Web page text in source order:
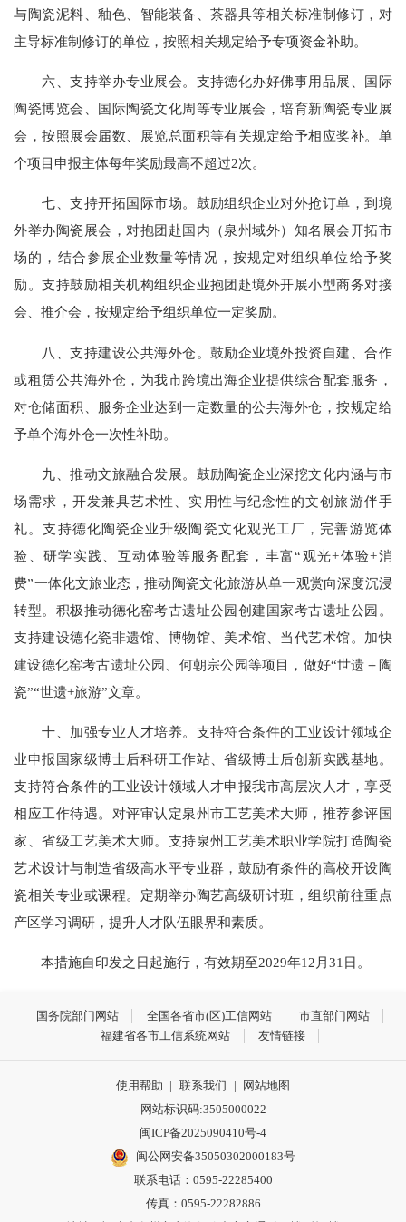
与陶瓷泥料、釉色、智能装备、茶器具等相关标准制修订，对
主导标准制修订的单位，按照相关规定给予专项资金补助。
六、支持举办专业展会。支持德化办好佛事用品展、国际
陶瓷博览会、国际陶瓷文化周等专业展会，培育新陶瓷专业展
会，按照展会届数、展览总面积等有关规定给予相应奖补。单
个项目申报主体每年奖励最高不超过2次。
七、支持开拓国际市场。鼓励组织企业对外抢订单，到境
外举办陶瓷展会，对抱团赴国内（泉州域外）知名展会开拓市
场的，结合参展企业数量等情况，按规定对组织单位给予奖
励。支持鼓励相关机构组织企业抱团赴境外开展小型商务对接
会、推介会，按规定给予组织单位一定奖励。
八、支持建设公共海外仓。鼓励企业境外投资自建、合作
或租赁公共海外仓，为我市跨境出海企业提供综合配套服务，
对仓储面积、服务企业达到一定数量的公共海外仓，按规定给
予单个海外仓一次性补助。
九、推动文旅融合发展。鼓励陶瓷企业深挖文化内涵与市
场需求，开发兼具艺术性、实用性与纪念性的文创旅游伴手
礼。支持德化陶瓷企业升级陶瓷文化观光工厂，完善游览体
验、研学实践、互动体验等服务配套，丰富“观光+体验+消
费”一体化文旅业态，推动陶瓷文化旅游从单一观赏向深度沉浸
转型。积极推动德化窑考古遗址公园创建国家考古遗址公园。
支持建设德化瓷非遗馆、博物馆、美术馆、当代艺术馆。加快
建设德化窑考古遗址公园、何朝宗公园等项目，做好“世遗＋陶
瓷”“世遗+旅游”文章。
十、加强专业人才培养。支持符合条件的工业设计领域企
业申报国家级博士后科研工作站、省级博士后创新实践基地。
支持符合条件的工业设计领域人才申报我市高层次人才，享受
相应工作待遇。对评审认定泉州市工艺美术大师，推荐参评国
家、省级工艺美术大师。支持泉州工艺美术职业学院打造陶瓷
艺术设计与制造省级高水平专业群，鼓励有条件的高校开设陶
瓷相关专业或课程。定期举办陶艺高级研讨班，组织前往重点
产区学习调研，提升人才队伍眼界和素质。
本措施自印发之日起施行，有效期至2029年12月31日。
国务院部门网站 全国各省市(区)工信网站
市直部门网站
福建省各市工信系统网站
友情链接
使用帮助 | 联系我们 |
网站地图
网站标识码:3505000022
闽ICP备2025090410号-4
闽公网安备35050302000183号
联系电话：0595-22285400
传真：0595-22282886